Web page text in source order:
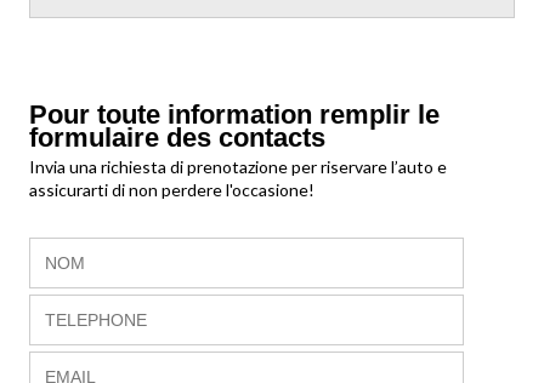
Pour toute information remplir le
formulaire des contacts
Invia una richiesta di prenotazione per riservare l’auto e
assicurarti di non perdere l'occasione!